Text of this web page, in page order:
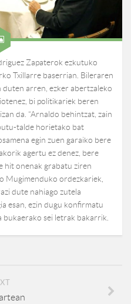
Zapaterok ezkutuko
Txillarre baserrian. Bileraren
duten arren, ezker abertzaleko
bi politikariek beren
da. “Arnaldo behintzat, zain
talde horietako bat
egin zuen garaiko bere
agertu ez denez, bere
hit onenak grabatu ziren
Mugimenduko ordezkariek,
dute nahiago zutela
esan, ezin dugu konfirmatu
bukaerako sei letrak bakarrik.